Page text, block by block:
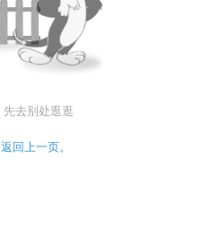
先去别处逛逛
返回上一页。